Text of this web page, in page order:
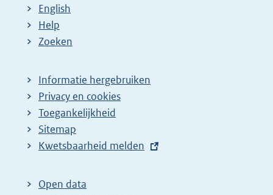
English
Help
Zoeken
Informatie hergebruiken
Privacy en cookies
Toegankelijkheid
Sitemap
E
t
Kwetsbaarheid melden
Open data